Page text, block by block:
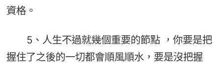
資格。
5、人生不過就幾個重要的節點 ，你要是把
握住了之後的一切都會順風順水，要是沒把握